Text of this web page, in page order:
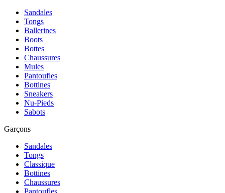
Sandales
Tongs
Ballerines
Boots
Bottes
Chaussures
Mules
Pantoufles
Bottines
Sneakers
Nu-Pieds
Sabots
Garçons
Sandales
Tongs
Classique
Bottines
Chaussures
Pantoufles